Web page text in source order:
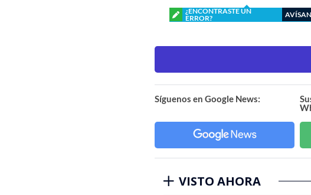
¿ENCONTRASTE UN
ERROR?
Síguenos en Google News:
VISTO AHORA